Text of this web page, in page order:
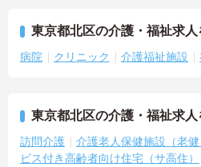
東京都北区の介護・福祉求
病院 クリニック 介護福祉施設
東京都北区の介護・福祉求
訪問介護 介護老人保健施設（老健
ビス付き高齢者向け住宅（サ高住）